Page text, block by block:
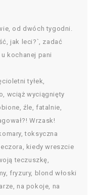
od dwóch tygodni.
jak leci?`, zadać
kochanej pani
tyłek,
wciąż wyciągnięty
źle, fatalnie,
Wrzask!
toksyczna
kiedy wreszcie
teczuszkę,
fryzury, blond włoski
na pokoje, na